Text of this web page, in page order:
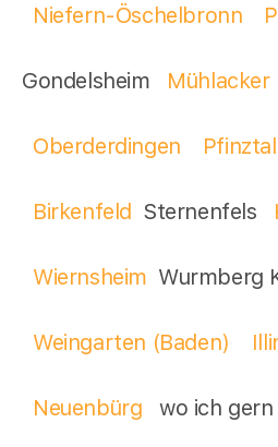
Niefern-Öschelbronn
Gondelsheim Mühlacker
Oberderdingen Pfinztal
Birkenfeld Sternenfels
Wiernsheim Wurmberg
Weingarten (Baden)
Neuenbürg wo ich